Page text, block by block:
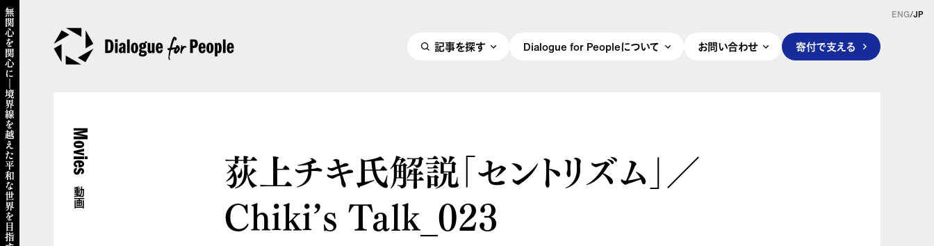
記事を探す Dialogue for Peopleについて お問い合わせ 寄付で支える
ENG/JP
Movies
動画 荻上チキ氏解説「セントリズム」／
Chiki’s Talk_023